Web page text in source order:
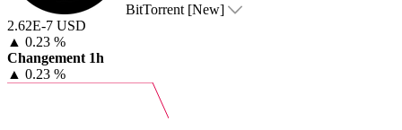
BitTorrent [New]
2.62E-7 USD
▲ 0.23 %
Changement 1h
▲ 0.23 %